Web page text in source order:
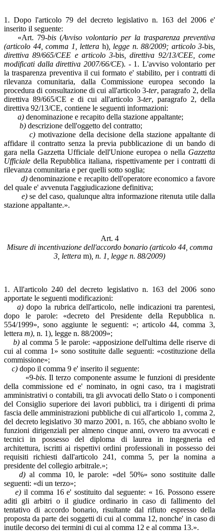
1. Dopo l'articolo 79 del decreto legislativo n. 163 del 2006 e'
inserito il seguente:
«Art. 79-bis (Avviso volontario per la trasparenza preventiva
(articolo 44, comma 1, lettera h), legge n. 88/2009; articolo 3-bis
direttiva 89/665/CEE e articolo 3-bis , direttiva 92/13/CEE, come
modificati dalla direttiva 2007/66/CE). - 1. L'avviso volontario per
la trasparenza preventiva il cui formato e' stabilito, per i contratti di
rilevanza comunitaria, dalla Commissione europea secondo la
procedura di consultazione di cui all'articolo 3-ter, paragrafo 2, della
direttiva 89/665/CE e di cui all'articolo 3-ter, paragrafo 2, della
direttiva 92/13/CE, contiene le seguenti informazioni:
a) denominazione e recapito della stazione appaltante;
b) descrizione dell'oggetto del contratto;
c)motivazione della decisione della stazione appaltante di
affidare il contratto senza la previa pubblicazione di un bando di
gara nella Gazzetta Ufficiale dell'Unione europea o nella Gazzetta
Ufficiale della Repubblica italiana, rispettivamente per i contratti di
rilevanza comunitaria e per quelli sotto soglia;
d)denominazione e recapito dell'operatore economico a favore
del quale e' avvenuta l'aggiudicazione definitiva;
e)se del caso, qualunque altra informazione ritenuta utile dalla
stazione appaltante.».
Art. 4
Misure di incentivazione dell'accordo bonario (articolo 44, comma
3, lettera m) , n. 1, legge n. 88/2009)
1. All'articolo 240 del decreto legislativo n. 163 del 2006 sono
apportate le seguenti modificazioni:
a)dopo la rubrica dell'articolo, nelle indicazioni tra parentesi,
dopo le parole: «decreto del Presidente della Repubblica n.
554/1999», sono aggiunte le seguenti: «; articolo 44, comma 3,
lettera m), n. 1), legge n. 88/2009»;
b) al comma 5 le parole: «apposizione dell'ultima delle riserve di
cui al comma 1» sono sostituite dalle seguenti: «costituzione della
commissione»;
c) dopo il comma 9 e' inserito il seguente:
«9-bis. Il terzo componente assume le funzioni di presidente
della commissione ed e' nominato, in ogni caso, tra i magistrati
amministrativi o contabili, tra gli avvocati dello Stato o i componenti
del Consiglio superiore dei lavori pubblici, tra i dirigenti di prima
fascia delle amministrazioni pubbliche di cui all'articolo 1, comma 2,
del decreto legislativo 30 marzo 2001, n. 165, che abbiano svolto le
funzioni dirigenziali per almeno cinque anni, ovvero tra avvocati e
tecnici in possesso del diploma di laurea in ingegneria ed
architettura, iscritti ai rispettivi ordini professionali in possesso dei
requisiti richiesti dall'articolo 241, comma 5, per la nomina a
presidente del collegio arbitrale.»;
d) al comma 10, le parole: «del 50%» sono sostituite dalle
seguenti: «di un terzo»;
e) il comma 16 e' sostituito dal seguente: « 16. Possono essere
aditi gli arbitri o il giudice ordinario in caso di fallimento del
tentativo di accordo bonario, risultante dal rifiuto espresso della
proposta da parte dei soggetti di cui al comma 12, nonche' in caso di
inutile decorso dei termini di cui al comma 12 e al comma 13.».